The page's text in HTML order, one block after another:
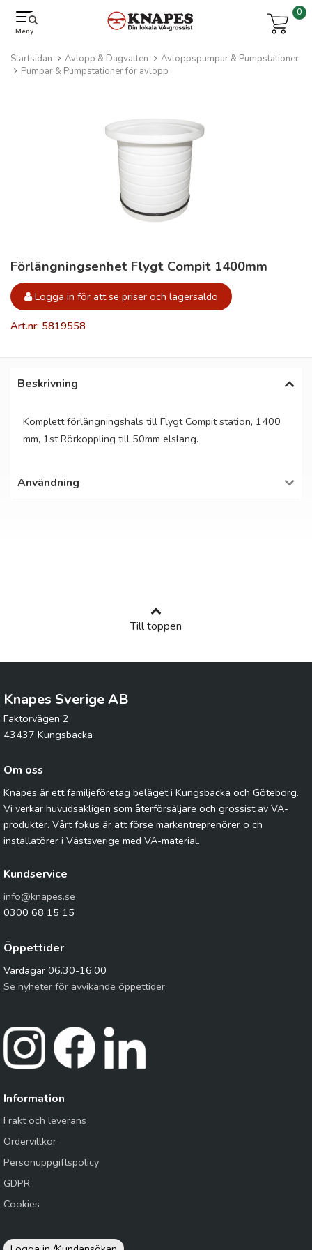
Meny
0
Startsidan Avlopp & Dagvatten
Avloppspumpar & Pumpstationer
Pumpar & Pumpstationer för avlopp
Förlängningsenhet Flygt Compit 1400mm
Logga in för att se priser och lagersaldo
Art.nr: 5819558
Beskrivning
Komplett förlängningshals till Flygt Compit station, 1400
mm, 1st Rörkoppling till 50mm elslang.
Användning
Till toppen
Knapes Sverige AB
Faktorvägen 2
43437 Kungsbacka
Om oss
Knapes är ett familjeföretag beläget i Kungsbacka och Göteborg.
Vi verkar huvudsakligen som återförsäljare och grossist av VA-
produkter. Vårt fokus är att förse markentreprenörer o ch
installatörer i Västsverige med VA-material.
Kundservice
info@knapes.se
0300 68 15 15
Öppettider
Vardagar 06.30-16.00
Se nyheter för avvikande öppettider
Information
Frakt och leverans
Ordervillkor
Personuppgiftspolicy
GDPR
Cookies